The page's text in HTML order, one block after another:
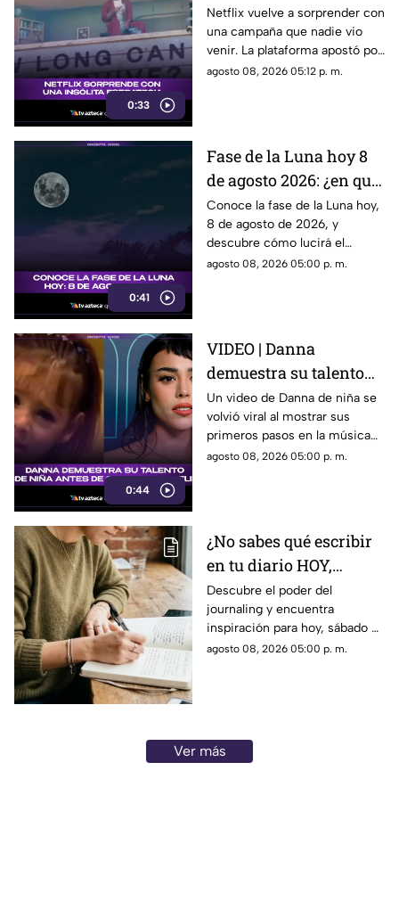
0:33
para promocionar su
nuevo thriller
Netflix vuelve a sorprender con
una campaña que nadie vio
venir. La plataforma apostó por
una estrategia tan inusual
Descubre todos los detalles.
agosto 08, 2026 05:12 p. m.
0:41
Fase de la Luna hoy 8
de agosto 2026: ¿en qué
etapa lunar estará esta
noche?
Conoce la fase de la Luna hoy,
8 de agosto de 2026, y
descubre cómo lucirá el
satélite natural durante esta
agosto 08, 2026 05:00 p. m.
0:44
VIDEO | Danna
demuestra su talento
desde niña antes de su
colaboración con
Belinda.
Un video de Danna de niña se
volvió viral al mostrar sus
primeros pasos en la música
antes de su colaboración con
agosto 08, 2026 05:00 p. m.
¿No sabes qué escribir
en tu diario HOY,
sábado 8 de junio de
2026? Usa este journal
prompt
Descubre el poder del
journaling y encuentra
inspiración para hoy, sábado 8
de junio de 2026. Un prompt
agosto 08, 2026 05:00 p. m.
Ver más